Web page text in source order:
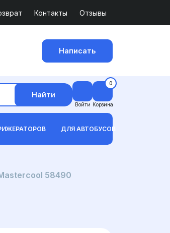
Контакты Отзывы
Написать
Найти
Войти
0
Корзина
ДЛЯ АВТОБУСОВ
58490